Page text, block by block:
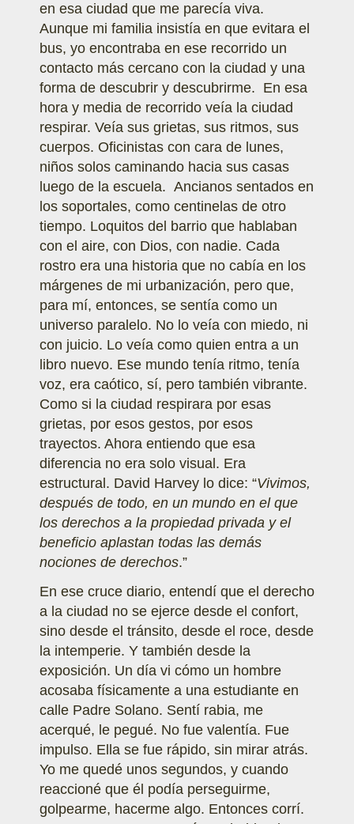
en esa ciudad que me parecía viva.
Aunque mi familia insistía en que evitara el
bus, yo encontraba en ese recorrido un
contacto más cercano con la ciudad y una
forma de descubrir y descubrirme. En esa
hora y media de recorrido veía la ciudad
respirar. Veía sus grietas, sus ritmos, sus
cuerpos. Oficinistas con cara de lunes,
niños solos caminando hacia sus casas
luego de la escuela. Ancianos sentados en
los soportales, como centinelas de otro
tiempo. Loquitos del barrio que hablaban
con el aire, con Dios, con nadie. Cada
rostro era una historia que no cabía en los
márgenes de mi urbanización, pero que,
para mí, entonces, se sentía como un
universo paralelo. No lo veía con miedo, ni
con juicio. Lo veía como quien entra a un
libro nuevo. Ese mundo tenía ritmo, tenía
voz, era caótico, sí, pero también vibrante.
Como si la ciudad respirara por esas
grietas, por esos gestos, por esos
trayectos. Ahora entiendo que esa
diferencia no era solo visual. Era
estructural. David Harvey lo dice: “Vivimos,
después de todo, en un mundo en el que
los derechos a la propiedad privada y el
beneficio aplastan todas las demás
nociones de derechos.”
En ese cruce diario, entendí que el derecho
a la ciudad no se ejerce desde el confort,
sino desde el tránsito, desde el roce, desde
la intemperie. Y también desde la
exposición. Un día vi cómo un hombre
acosaba físicamente a una estudiante en
calle Padre Solano. Sentí rabia, me
acerqué, le pegué. No fue valentía. Fue
impulso. Ella se fue rápido, sin mirar atrás.
Yo me quedé unos segundos, y cuando
reaccioné que él podía perseguirme,
golpearme, hacerme algo. Entonces corrí.